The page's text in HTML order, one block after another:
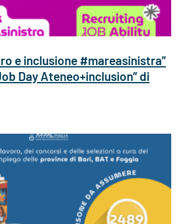
e inclusione #mareasinistra”
Day Ateneo+inclusion” di